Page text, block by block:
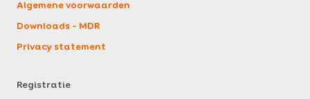
Algemene voorwaarden
Downloads – MDR
Privacy statement
Registratie